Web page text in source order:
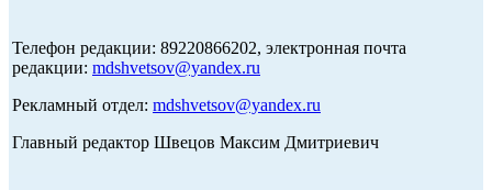
Телефон редакции: 89220866202, электронная почта
редакции: mdshvetsov@yandex.ru
Рекламный отдел: mdshvetsov@yandex.ru
Главный редактор Швецов Максим Дмитриевич